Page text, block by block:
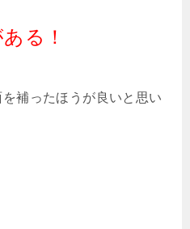
る！
補ったほうが良いと思い